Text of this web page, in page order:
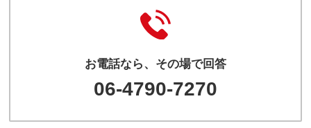
お電話なら、その場で回答
06-4790-7270